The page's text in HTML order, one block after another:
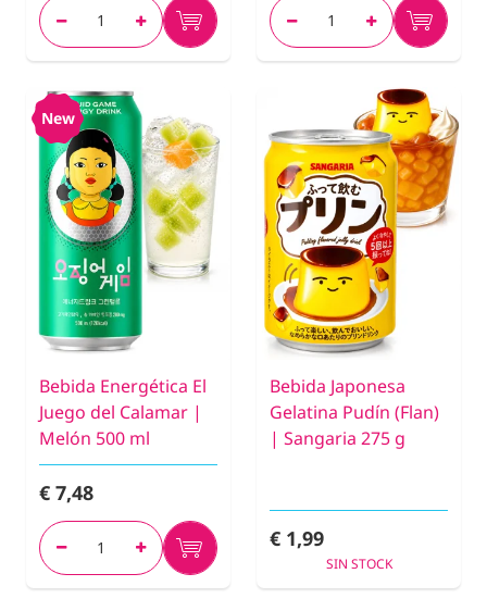
New
Bebida Energética El
Juego del Calamar |
Melón 500 ml
€ 7,48
Bebida Japonesa
Gelatina Pudín (Flan)
| Sangaria 275 g
€ 1,99
SIN STOCK